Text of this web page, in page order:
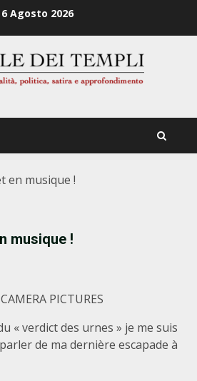
6 Agosto 2026
en musique !
musique !
« verdict des urnes » je me suis
de ma dernière escapade à